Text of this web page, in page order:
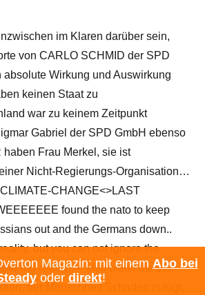
im Klaren darüber sein,
von CARLO SCHMID der SPD
absolute Wirkung und Auswirkung
keinen Staat zu
war zu keinem Zeitpunkt
Gabriel der SPD GmbH ebenso
haben Frau Merkel, sie ist
Nicht-Regierungs-Organisation…
CHANGE<>LAST
found the nato to keep
out and the Germans down..
but you can not ignore the
reality.<< also wenn die als
der Menschheit Schaden zufügt,
Magazin: mit einem Abo bei
oder direkt!